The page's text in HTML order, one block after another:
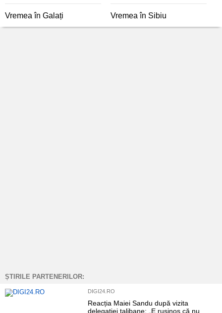
Vremea în Galați Vremea în Sibiu
ȘTIRILE PARTENERILOR:
DIGI24.RO
Reacția Maiei Sandu după vizita
delegației talibane: „E rușinos că nu